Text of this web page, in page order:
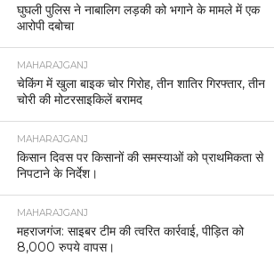
घुघली पुलिस ने नाबालिग लड़की को भगाने के मामले में एक
आरोपी दबोचा
MAHARAJGANJ
चेकिंग में खुला बाइक चोर गिरोह, तीन शातिर गिरफ्तार, तीन
चोरी की मोटरसाइकिलें बरामद
MAHARAJGANJ
किसान दिवस पर किसानों की समस्याओं को प्राथमिकता से
निपटाने के निर्देश।
MAHARAJGANJ
महराजगंज: साइबर टीम की त्वरित कार्रवाई, पीड़ित को
8,000 रुपये वापस।